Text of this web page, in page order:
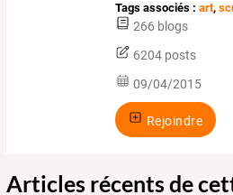
Tags associés : art,
266 blogs
6204 posts
09/04/2015
Rejoindre
Articles récents de